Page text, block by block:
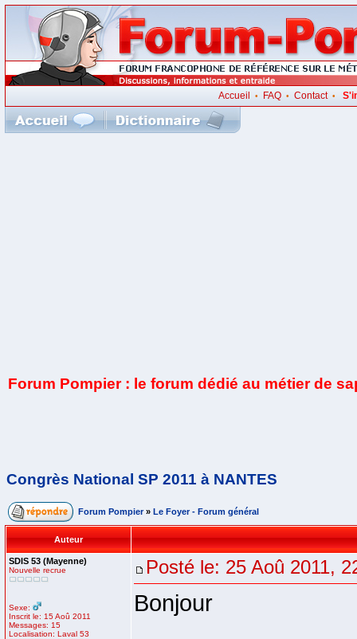
Accueil • FAQ• Contact•
Forum Pompier : le forum dédié au métier de
Congrès National SP 2011 à NANTES
Forum Pompier » Le Foyer - Forum général
Auteur
SDIS 53 (Mayenne)
Nouvelle recrue
Sexe:
Inscrit le: 15 Aoû 2011
Messages: 15
Localisation: Laval 53
Posté le: 25 Aoû 2011,
Bonjour